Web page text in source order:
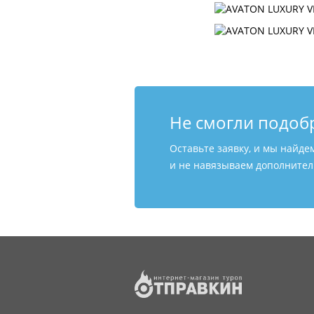
Не смогли
Оставьте заявку, и мы
и не навязываем